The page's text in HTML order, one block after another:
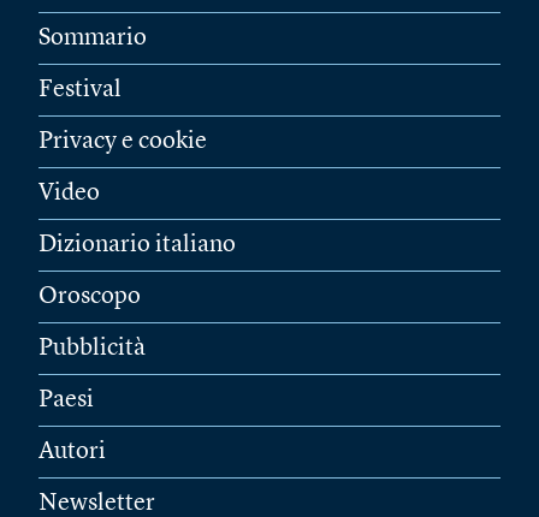
Sommario
Festival
Privacy e cookie
Video
Dizionario italiano
Oroscopo
Pubblicità
Paesi
Autori
Newsletter